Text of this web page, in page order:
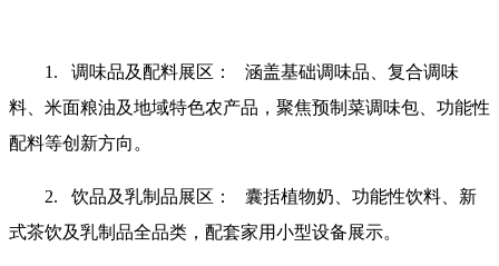
1. 调味品及配料展区： 涵盖基础调味品、复合调味
料、米面粮油及地域特色农产品，聚焦预制菜调味包、功能性
配料等创新方向。
2. 饮品及乳制品展区： 囊括植物奶、功能性饮料、新
式茶饮及乳制品全品类，配套家用小型设备展示。